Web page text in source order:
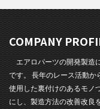
COMPANY
エアロパーツの開発製造
です。 長年のレース活動
使用した裏付けのあるモノ
にし、製造方法の改善改良